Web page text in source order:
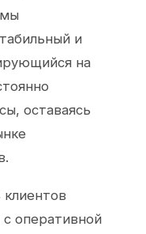
мы
и
на
оставаясь
оперативной